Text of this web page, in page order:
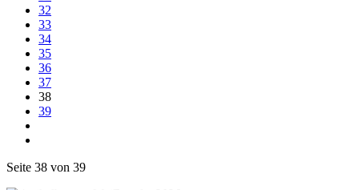
32
33
34
35
36
37
38
39
Seite 38 von 39